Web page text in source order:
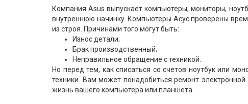
Компания Asus выпускает компьютеры, мониторы,
внутреннюю начинку. Компьютеры Асус проверены
из строя. Причинами того могут быть:
Износ детали;
Брак производственный;
Неправильное обращение с техникой.
Но перед тем, как списаться со счетов ноутбук или
техники. Вам может понадобиться ремонт
жизнь вашего компьютера или планшета.